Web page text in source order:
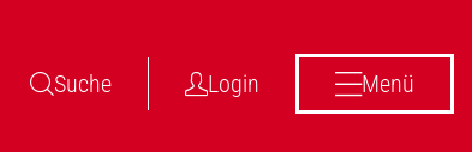
Suche Login Menü